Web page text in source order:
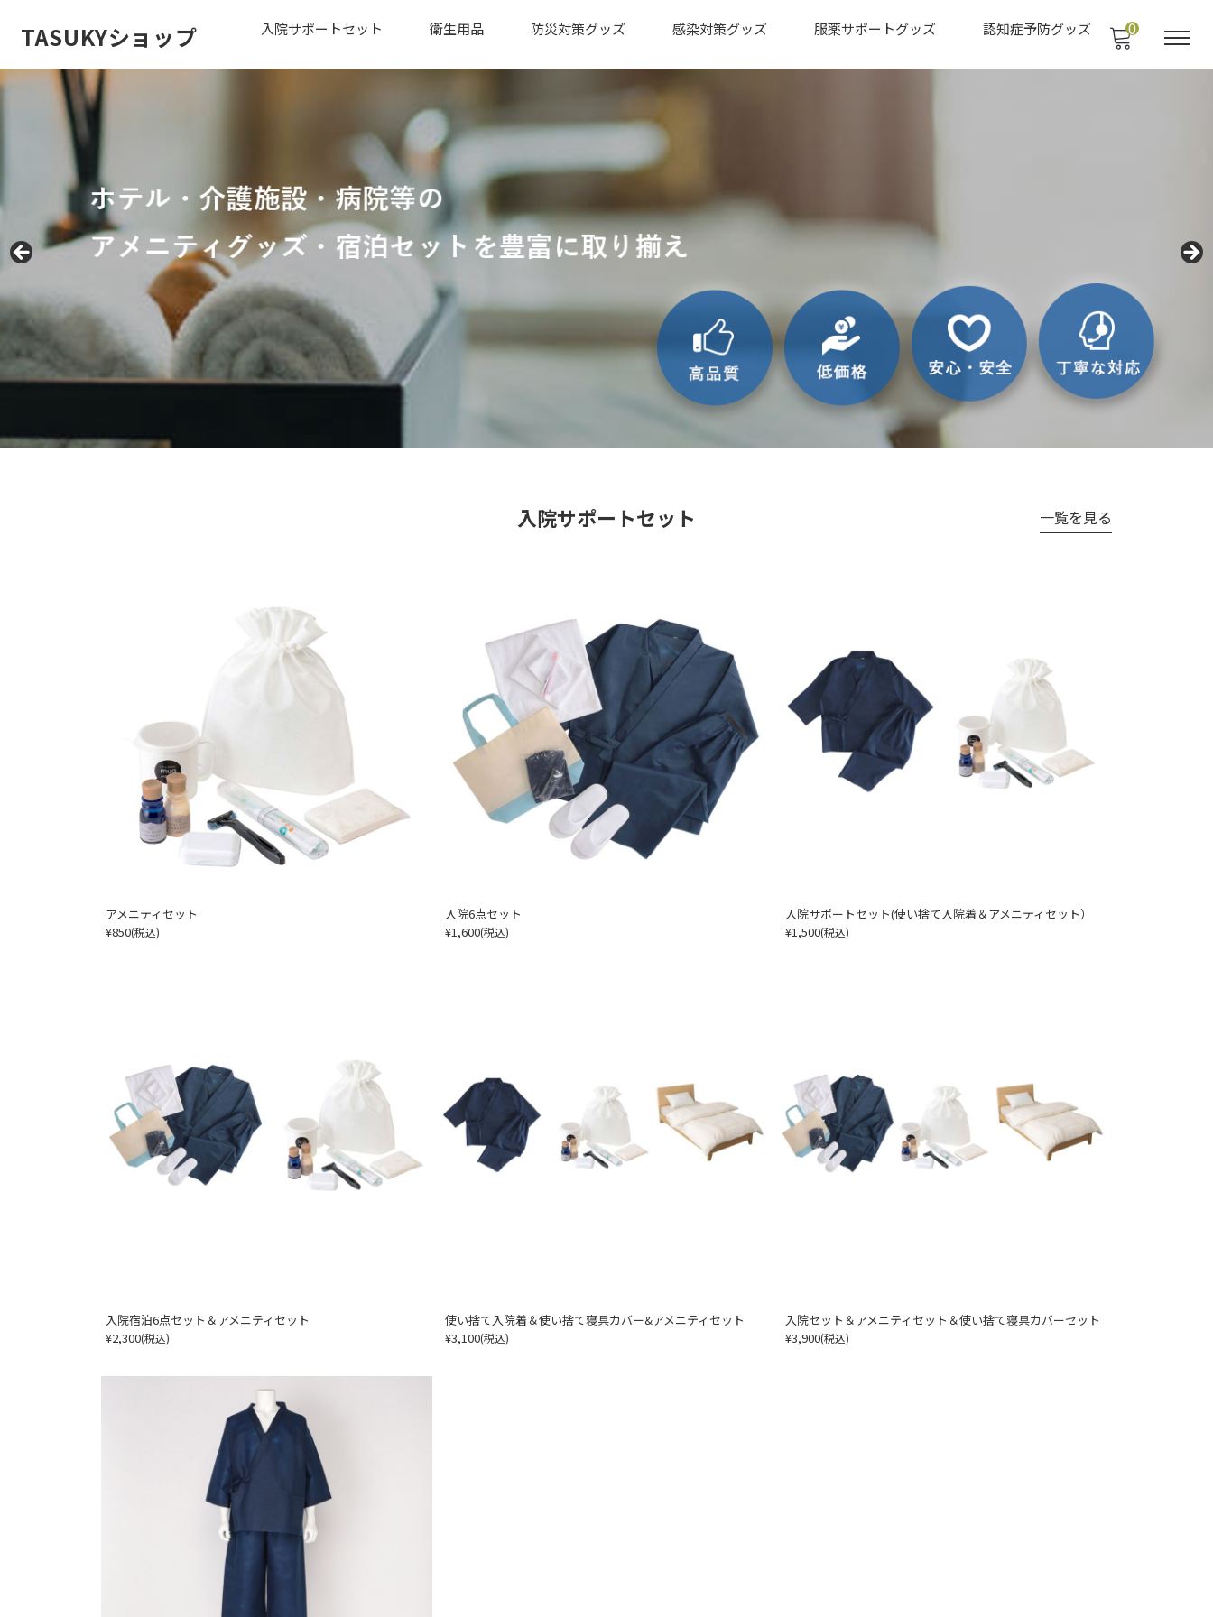
TASUKYショップ 入院サポートセット 衛生用品 防災対策グッズ 感染対策グッズ 服薬サポートグッズ 認知症予防グッズ 0
入院サポートセット
アメニティセット
¥850(税込)
入院6点セット
¥1,600(税込)
入院サポートセット(使い捨て入院着＆アメニティセット）
¥1,500(税込)
入院宿泊6点セット＆アメニティセット
¥2,300(税込)
使い捨て入院着＆使い捨て寝具カバー&アメニティセット
¥3,100(税込)
入院セット＆アメニティセット＆使い捨て寝具カバーセット
¥3,900(税込)
一覧を見る